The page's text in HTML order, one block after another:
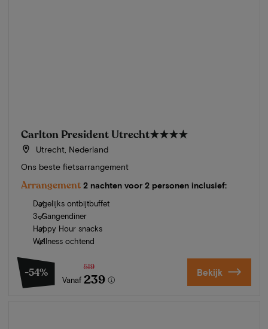
Carlton President Utrecht★★★★
Utrecht, Nederland
Ons beste fietsarrangement
Arrangement 2 nachten voor 2 personen inclusief:
Dagelijks ontbijtbuffet
3-Gangendiner
Happy Hour snacks
Wellness ochtend
-54%
Vanaf
519
239 Bekijk